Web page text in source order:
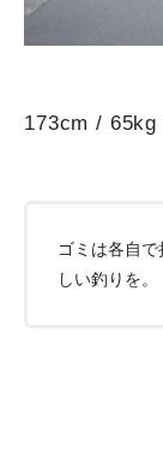
173cm /
ゴミは各自
しい釣りを。